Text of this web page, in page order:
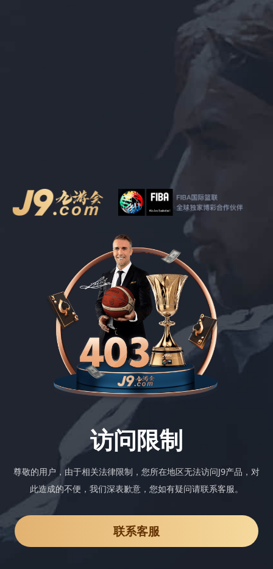
访问限制
尊敬的用户，由于相关法律限制，您所在地区无法访问J9产品，对
此造成的不便，我们深表歉意，您如有疑问请联系客服。
联系客服